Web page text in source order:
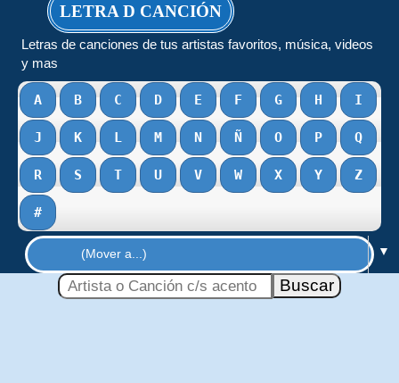
LETRA D CANCIÓN
Letras de canciones de tus artistas favoritos, música, videos
y mas
A B C D E F G H I
J K L M N Ñ O P Q
R S T U V W X Y Z
#
▼